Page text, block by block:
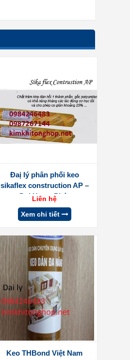
Đaị lý phân phối keo
sikaflex construction AP –
Đại Hưng Phát
Liên hệ
Xem chi tiết
Keo THBond Việt Nam